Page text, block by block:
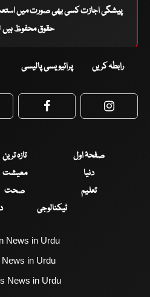
پیشگی اجازت کسی بھی صورت میں
حقوق محفوظ ہیں ©
رابطہ کریں پرائیویسی پالیسی
Facebook
صفحۂ اول تازہ ترین
دنیا
معیشت
تعلیم
صحت
ٹیکنالوجی
News in Urdu
News in Urdu
News in Urdu